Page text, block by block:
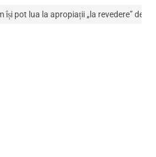
lua la apropiații „la revedere” de la…